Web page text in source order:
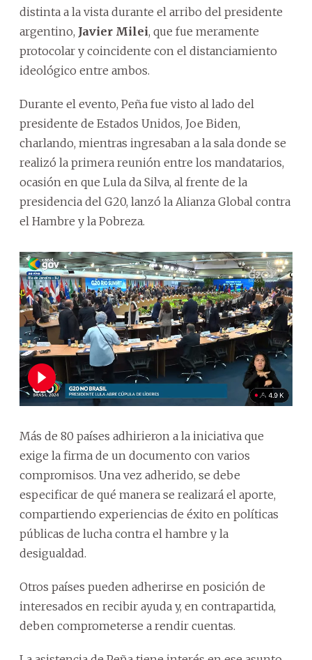
distinta a la vista durante el arribo del presidente
argentino, Javier Milei, que fue meramente
protocolar y coincidente con el distanciamiento
ideológico entre ambos.
Durante el evento, Peña fue visto al lado del
presidente de Estados Unidos, Joe Biden,
charlando, mientras ingresaban a la sala donde se
realizó la primera reunión entre los mandatarios,
ocasión en que Lula da Silva, al frente de la
presidencia del G20, lanzó la Alianza Global contra
el Hambre y la Pobreza.
Más de 80 países adhirieron a la iniciativa que
exige la firma de un documento con varios
compromisos. Una vez adherido, se debe
especificar de qué manera se realizará el aporte,
compartiendo experiencias de éxito en políticas
públicas de lucha contra el hambre y la
desigualdad.
Otros países pueden adherirse en posición de
interesados en recibir ayuda y, en contrapartida,
deben comprometerse a rendir cuentas.